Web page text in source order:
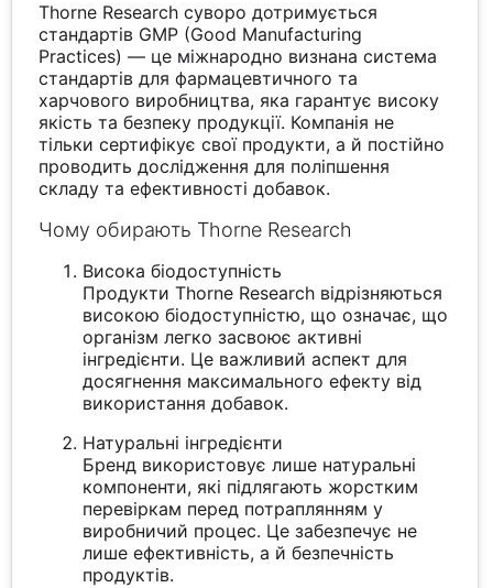
Thorne Research суворо дотримується
стандартів GMP (Good Manufacturing
Practices) — це міжнародно визнана система
стандартів для фармацевтичного та
харчового виробництва, яка гарантує високу
якість та безпеку продукції. Компанія не
тільки сертифікує свої продукти, а й постійно
проводить дослідження для поліпшення
складу та ефективності добавок.
Чому обирають Thorne Research
Висока біодоступність
Продукти Thorne Research відрізняються
високою біодоступністю, що означає, що
організм легко засвоює активні
інгредієнти. Це важливий аспект для
досягнення максимального ефекту від
використання добавок.
Натуральні інгредієнти
Бренд використовує лише натуральні
компоненти, які підлягають жорстким
перевіркам перед потраплянням у
виробничий процес. Це забезпечує не
лише ефективність, а й безпечність
продуктів.